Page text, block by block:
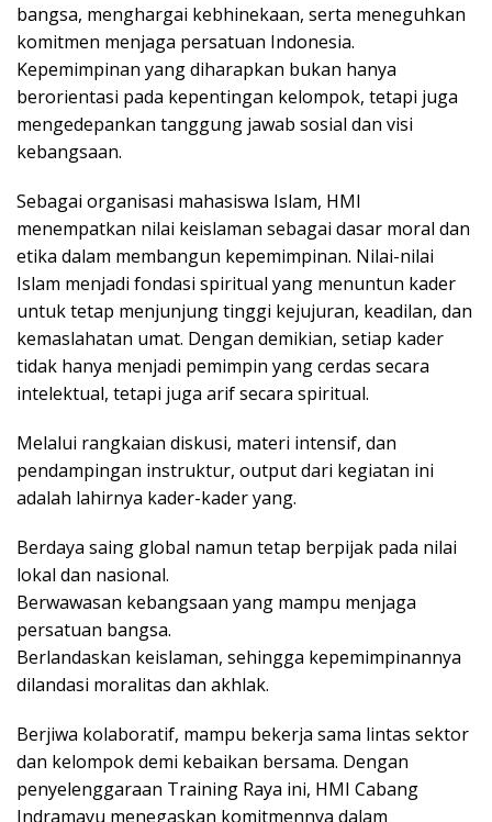
bangsa, menghargai kebhinekaan, serta meneguhkan
komitmen menjaga persatuan Indonesia.
Kepemimpinan yang diharapkan bukan hanya
berorientasi pada kepentingan kelompok, tetapi juga
mengedepankan tanggung jawab sosial dan visi
kebangsaan.
Sebagai organisasi mahasiswa Islam, HMI
menempatkan nilai keislaman sebagai dasar moral dan
etika dalam membangun kepemimpinan. Nilai-nilai
Islam menjadi fondasi spiritual yang menuntun kader
untuk tetap menjunjung tinggi kejujuran, keadilan, dan
kemaslahatan umat. Dengan demikian, setiap kader
tidak hanya menjadi pemimpin yang cerdas secara
intelektual, tetapi juga arif secara spiritual.
Melalui rangkaian diskusi, materi intensif, dan
pendampingan instruktur, output dari kegiatan ini
adalah lahirnya kader-kader yang.
Berdaya saing global namun tetap berpijak pada nilai
lokal dan nasional.
Berwawasan kebangsaan yang mampu menjaga
persatuan bangsa.
Berlandaskan keislaman, sehingga kepemimpinannya
dilandasi moralitas dan akhlak.
Berjiwa kolaboratif, mampu bekerja sama lintas sektor
dan kelompok demi kebaikan bersama. Dengan
penyelenggaraan Training Raya ini, HMI Cabang
Indramayu menegaskan komitmennya dalam